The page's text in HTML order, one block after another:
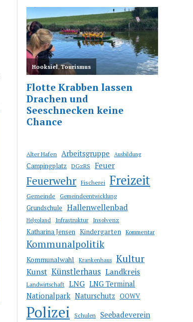
Alter Hafen Arbeitsgruppe Ausbildung
Campingplatz DGzRS Feuer
Feuerwehr Fischerei Freizeit
Gemeinde Gemeindeentwicklung
Grundschule Hallenwellenbad
Helgoland Infrastruktur Insolvenz
Katharina Jensen Kindergarten Kommentar
Kommunalpolitik
Kommunalwahl Krankenhaus Kultur
Kunst Künstlerhaus Landkreis
Landwirtschaft LNG LNG Terminal
Nationalpark Naturschutz OOWV
Polizei Schulen Seebadeverein